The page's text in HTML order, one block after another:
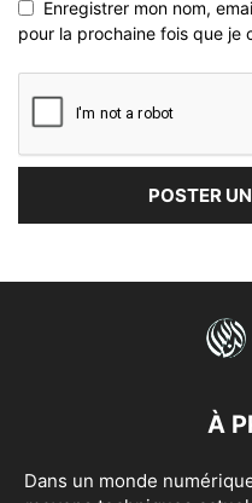
Enregistrer mon nom,
pour la prochaine fois que je
À
Dans un monde